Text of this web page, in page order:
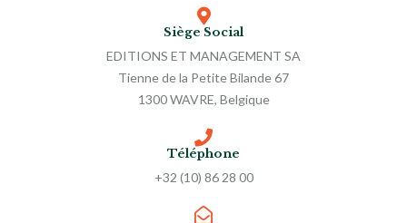
Siège Social
EDITIONS ET MANAGEMENT SA
Tienne de la Petite Bilande 67
1300 WAVRE, Belgique
Téléphone
+32 (10) 86 28 00